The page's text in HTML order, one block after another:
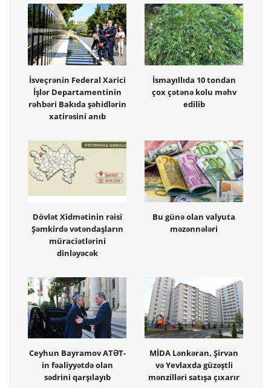
İsveçrənin Federal Xarici
İşlər Departamentinin
rəhbəri Bakıda şəhidlərin
xatirəsini anıb
İsmayıllıda 10 tondan
çox çətənə kolu məhv
edilib
Dövlət Xidmətinin rəisi
Şəmkirdə vətəndaşların
müraciətlərini
dinləyəcək
Bu günə olan valyuta
məzənnələri
Ceyhun Bayramov ATƏT-
in fəaliyyətdə olan
sədrini qarşılayıb
MİDA Lənkəran, Şirvan
və Yevlaxda güzəştli
mənzilləri satışa çıxarır